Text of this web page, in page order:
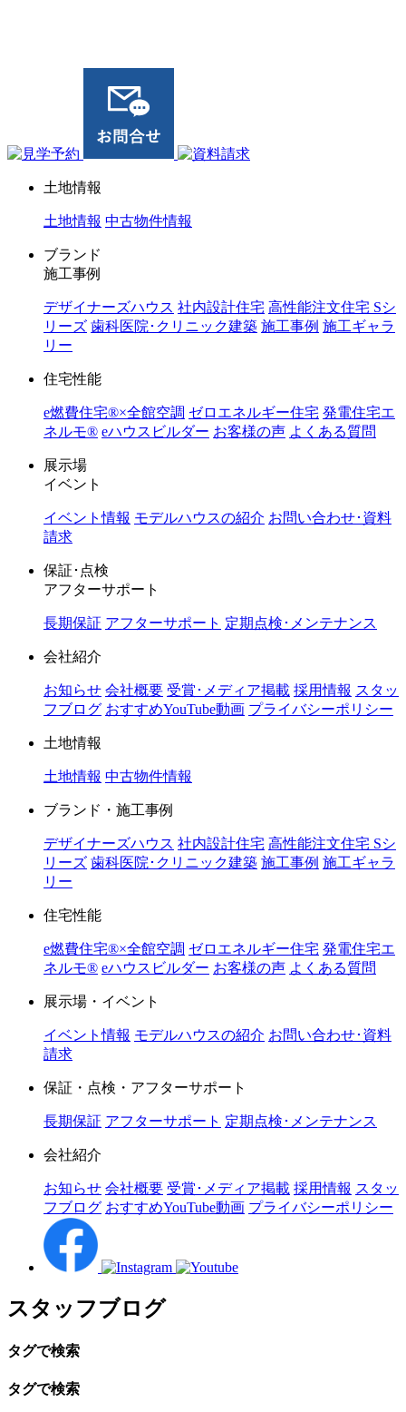
土地情報
土地情報 中古物件情報
ブランド
施工事例
デザイナーズハウス 社内設計住宅 高性能注文住宅 Sシ
リーズ 歯科医院･クリニック建築 施工事例 施工ギャラ
リー
住宅性能
e燃費住宅®︎×全館空調 ゼロエネルギー住宅 発電住宅エ
ネルモ®︎ eハウスビルダー お客様の声 よくある質問
展示場
イベント
イベント情報 モデルハウスの紹介 お問い合わせ･資料
請求
保証･点検
アフターサポート
長期保証 アフターサポート 定期点検･メンテナンス
会社紹介
お知らせ 会社概要 受賞･メディア掲載 採用情報 スタッ
フブログ おすすめYouTube動画 プライバシーポリシー
土地情報
土地情報 中古物件情報
ブランド・施工事例
デザイナーズハウス 社内設計住宅 高性能注文住宅 Sシ
リーズ 歯科医院･クリニック建築 施工事例 施工ギャラ
リー
住宅性能
e燃費住宅®︎×全館空調 ゼロエネルギー住宅 発電住宅エ
ネルモ®︎ eハウスビルダー お客様の声 よくある質問
展示場・イベント
イベント情報 モデルハウスの紹介 お問い合わせ･資料
請求
保証・点検・アフターサポート
長期保証 アフターサポート 定期点検･メンテナンス
会社紹介
お知らせ 会社概要 受賞･メディア掲載 採用情報 スタッ
フブログ おすすめYouTube動画 プライバシーポリシー
スタッフブログ
タグで検索
タグで検索